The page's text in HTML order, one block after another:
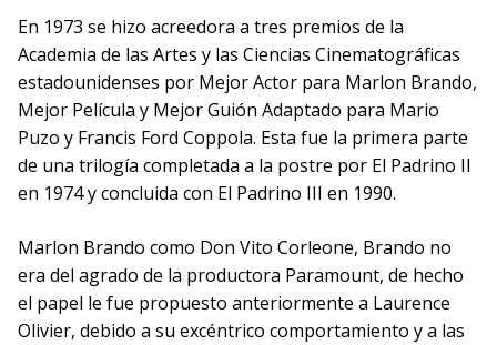
En 1973 se hizo acreedora a tres premios de la
Academia de las Artes y las Ciencias Cinematográficas
estadounidenses por Mejor Actor para Marlon Brando,
Mejor Película y Mejor Guión Adaptado para Mario
Puzo y Francis Ford Coppola. Esta fue la primera parte
de una trilogía completada a la postre por El Padrino II
en 1974 y concluida con El Padrino III en 1990.
Marlon Brando como Don Vito Corleone, Brando no
era del agrado de la productora Paramount, de hecho
el papel le fue propuesto anteriormente a Laurence
Olivier, debido a su excéntrico comportamiento y a las